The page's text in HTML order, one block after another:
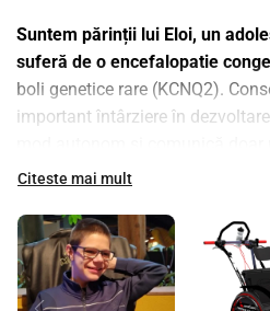
Suntem părinții lui Eloi, un
suferă de o encefalopatie
boli genetice rare (KCNQ2).
important întârziere în
expresii faciale.
senzoriale, în special în aer
Face regulat bicicletă cu noi, a
anul acesta, echipa Raiding
Citeste mai mult